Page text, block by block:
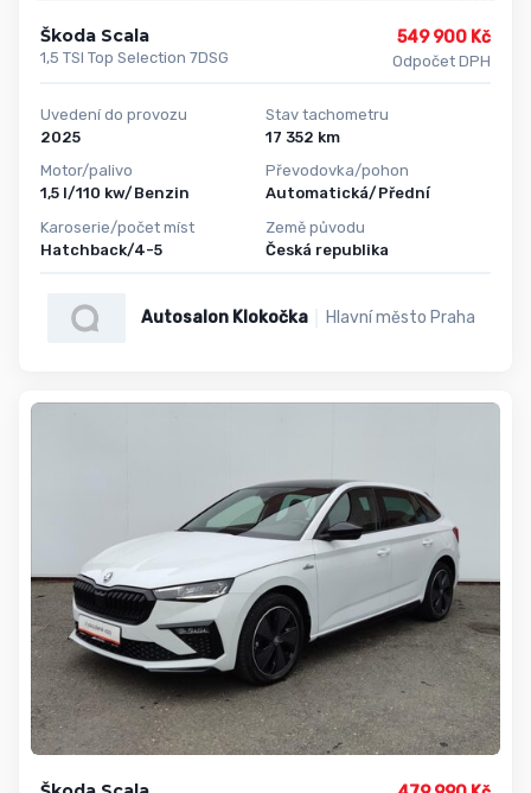
Škoda Scala
1,5 TSI Top Selection 7DSG
549 900 Kč
Odpočet DPH
Uvedení do provozu
2025
Motor/palivo
1,5 l/110 kw/Benzin
Karoserie/počet míst
Hatchback/4-5
Stav tachometru
17 352 km
Převodovka/pohon
Automatická/Přední
Země původu
Česká republika
Autosalon Klokočka Hlavní město Praha